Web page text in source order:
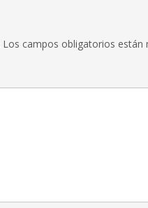
Los campos obligatorios están